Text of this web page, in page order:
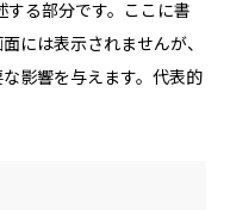
する部分です。ここに書
には表示されませんが、
影響を与えます。代表的